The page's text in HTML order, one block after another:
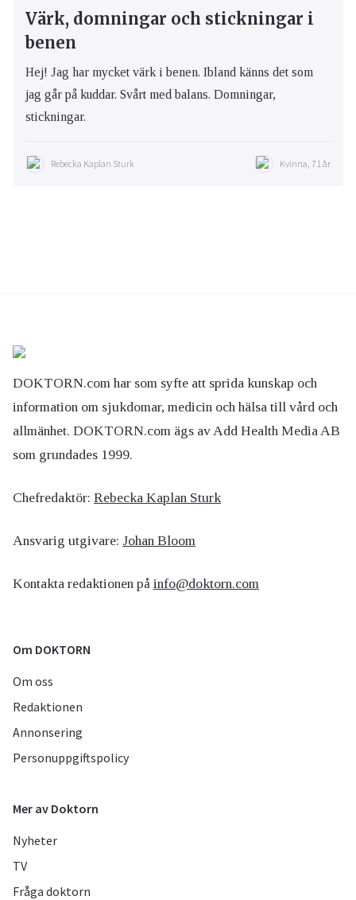
Värk, domningar och stickningar i
benen
Hej! Jag har mycket värk i benen. Ibland känns det som
jag går på kuddar. Svårt med balans. Domningar,
stickningar.
Rebecka Kaplan Sturk Kvinna, 71 år
DOKTORN.com har som syfte att sprida kunskap och
information om sjukdomar, medicin och hälsa till vård och
allmänhet. DOKTORN.com ägs av Add Health Media AB
som grundades 1999.
Chefredaktör: Rebecka Kaplan Sturk
Ansvarig utgivare: Johan Bloom
Kontakta redaktionen på info@doktorn.com
Om DOKTORN
Om oss
Redaktionen
Annonsering
Personuppgiftspolicy
Mer av Doktorn
Nyheter
TV
Fråga doktorn